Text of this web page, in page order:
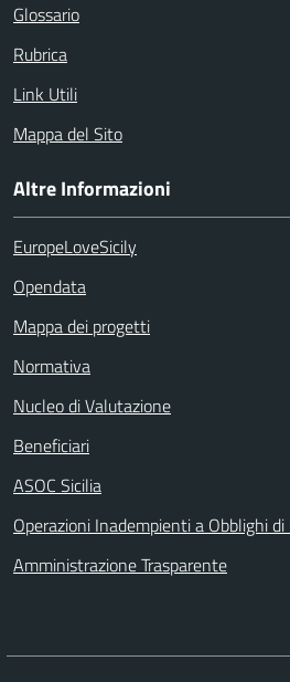
Glossario
Rubrica
Link Utili
Mappa del Sito
Altre Informazioni
EuropeLoveSicily
Opendata
Mappa dei progetti
Normativa
Nucleo di Valutazione
Beneficiari
ASOC Sicilia
Operazioni Inadempienti a Obblighi
Amministrazione Trasparente